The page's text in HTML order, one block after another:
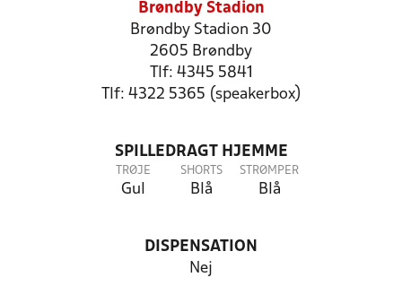
Brøndby Stadion
Brøndby Stadion 30
2605 Brøndby
Tlf: 4345 5841
Tlf: 4322 5365 (speakerbox)
SPILLEDRAGT HJEMME
TRØJE
Gul
SHORTS
Blå
STRØMPER
Blå
DISPENSATION
Nej